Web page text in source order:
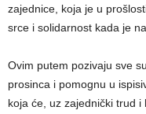
zajednice, koja je u
srce i solidarnost kada je
Ovim putem pozivaju sve
prosinca i pomognu u
koja će, uz zajednički trud